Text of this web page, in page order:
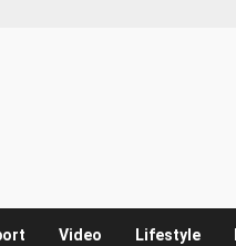
Video Lifestyle